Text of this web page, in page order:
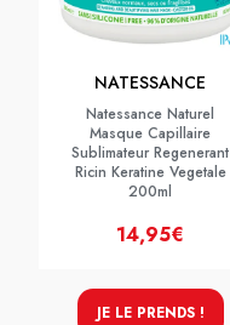
NATESSANCE
Natessance Naturel
Masque Capillaire
Sublimateur Regenerant
Ricin Keratine Vegetale
200ml
14,95€
JE LE PRENDS !